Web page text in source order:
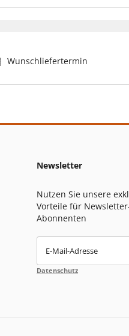
Wunschliefertermin
Newsletter
Nutzen Sie unsere
Vorteile für
Abonnenten
E-Mail-Adresse
Datenschutz